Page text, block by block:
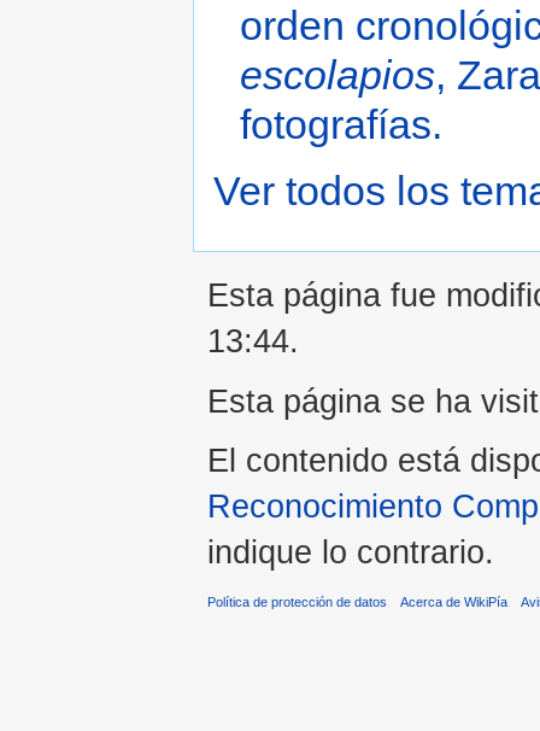
orden
escolapios,
fotografías.
Ver todos los
Esta página fue
13:44.
Esta página se ha
El contenido está
Reconocimiento
indique lo contrario.
Política de protección de datos Acerca de WikiPía